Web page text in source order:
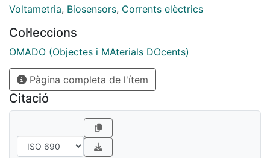
Voltametria, Biosensors, Corrents elèctrics
Col·leccions
OMADO (Objectes i MAterials DOcents)
Pàgina completa de l'ítem
Citació